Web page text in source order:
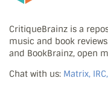
CritiqueBrainz is a
music and book
and BookBrainz, open
Chat with us: Matrix,